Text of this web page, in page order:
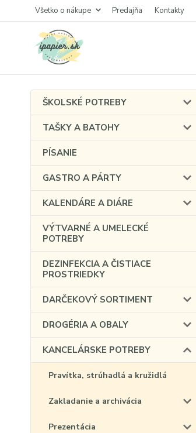
Všetko o nákupe Predajňa Kontakty
ŠKOLSKÉ POTREBY
TAŠKY A BATOHY
PÍSANIE
GASTRO A PÁRTY
KALENDÁRE A DIÁRE
VÝTVARNÉ A UMELECKÉ
POTREBY
DEZINFEKCIA A ČISTIACE
PROSTRIEDKY
DARČEKOVÝ SORTIMENT
DROGÉRIA A OBALY
KANCELÁRSKE POTREBY
Pravítka, strúhadlá a kružidlá
Zakladanie a archivácia
Prezentácia